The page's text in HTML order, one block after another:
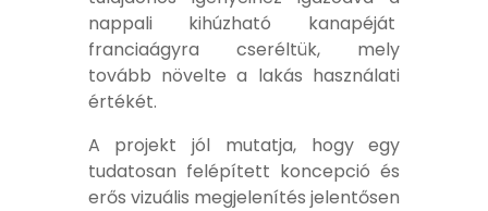
nappali kihúzható kanapéját
franciaágyra cseréltük, mely
tovább növelte a lakás használati
értékét.
A projekt jól mutatja, hogy egy
tudatosan felépített koncepció és
erős vizuális megjelenítés jelentősen